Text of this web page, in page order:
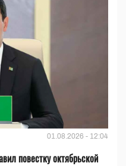
01.08.2026 - 12:04
повестку октябрьской